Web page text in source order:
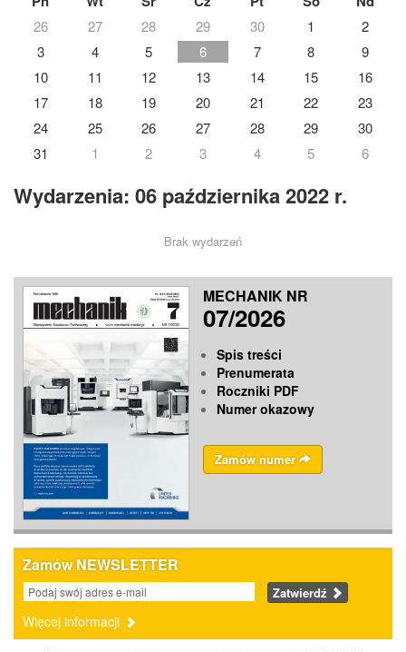
26 27 28 29 30 1
2
3
4 5 6 7 8
9
10
11 12 13 14 15
16
17
18 19 20 21 22
23
24
25 26 27 28 29
30
31
1 2 3 4 5 6
Wydarzenia: 06 października 2022 r.
Brak wydarzeń
MECHANIK NR
07/2026
Spis treści
Prenumerata
Roczniki PDF
Numer okazowy
Zamów numer
Zamów NEWSLETTER
Zatwierdź
Więcej informacji